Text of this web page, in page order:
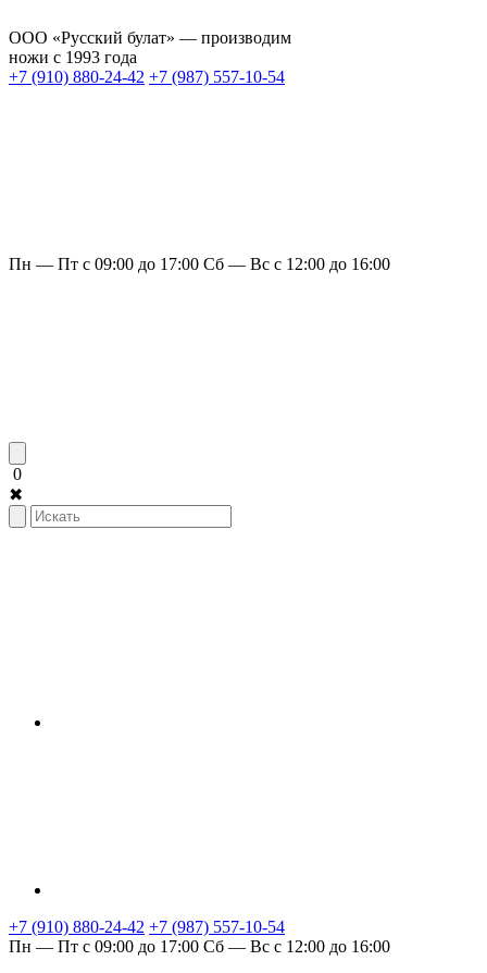
ООО «Русский булат» — производим
ножи с 1993 года
+7 (910) 880-24-42 +7 (987) 557-10-54
Пн — Пт с 09:00 до 17:00 Сб — Вс с 12:00 до 16:00
0
✖
+7 (910) 880-24-42 +7 (987) 557-10-54
Пн — Пт с 09:00 до 17:00 Сб — Вс с 12:00 до 16:00